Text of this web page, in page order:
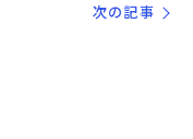
次の記事